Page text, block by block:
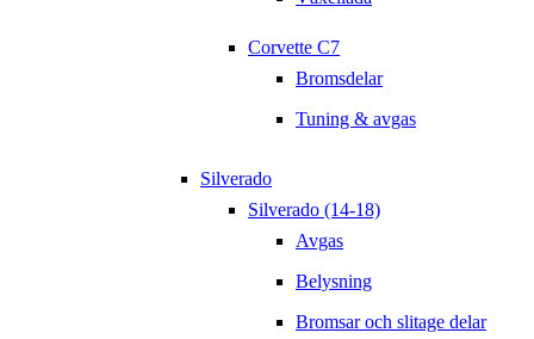
Corvette C7
Bromsdelar
Tuning & avgas
Silverado
Silverado (14-18)
Avgas
Belysning
Bromsar och slitage delar